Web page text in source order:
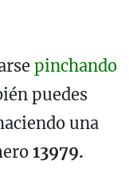
pinchando
puedes
una
13979.